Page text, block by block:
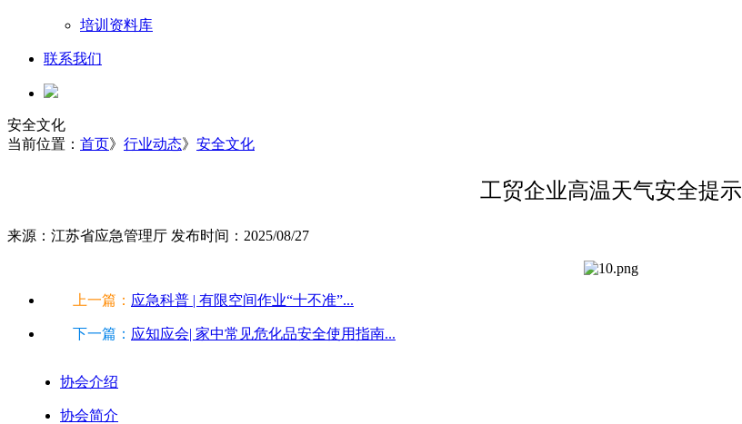
培训资料库
联系我们
安全文化
当前位置： 首页》 行业动态》 安全文化
工贸企业高温天气安全提示
来源：江苏省应急管理厅 发布时间：2025/08/27
上一篇： 应急科普 | 有限空间作业“十不准”...
下一篇： 应知应会| 家中常见危化品安全使用指南...
协会介绍
协会简介